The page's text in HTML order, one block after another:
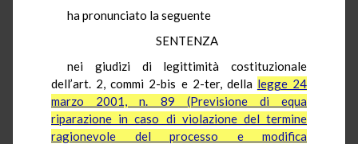
ha pronunciato la seguente
SENTENZA
nei giudizi di legittimità costituzionale
dell’art. 2, commi 2-bis e 2-ter, della legge 24
marzo 2001, n. 89 (Previsione di equa
riparazione in caso di violazione del termine
ragionevole del processo e modifica